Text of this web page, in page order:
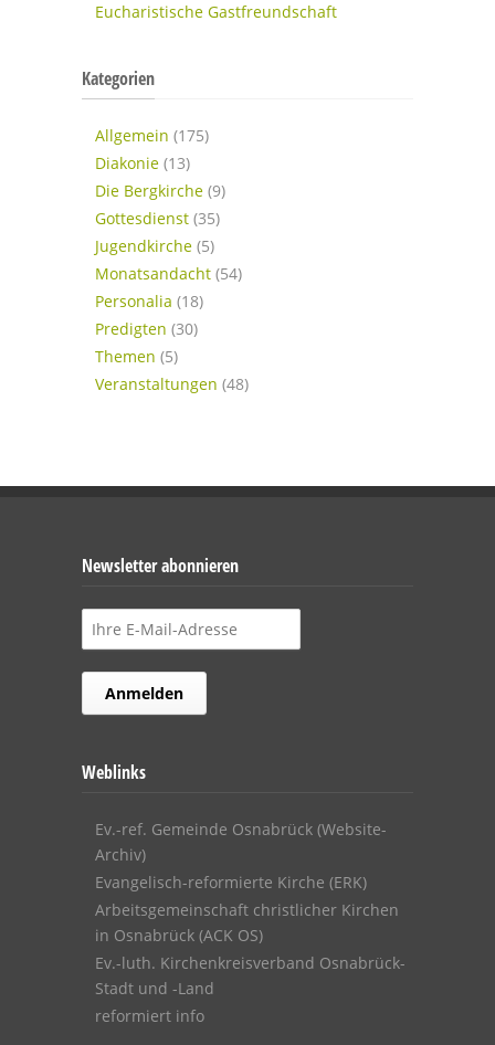
Eucharistische Gastfreundschaft
Kategorien
Allgemein (175)
Diakonie (13)
Die Bergkirche (9)
Gottesdienst (35)
Jugendkirche (5)
Monatsandacht (54)
Personalia (18)
Predigten (30)
Themen (5)
Veranstaltungen (48)
Newsletter abonnieren
Weblinks
Ev.-ref. Gemeinde Osnabrück (Website-
Archiv)
Evangelisch-reformierte Kirche (ERK)
Arbeitsgemeinschaft christlicher Kirchen
in Osnabrück (ACK OS)
Ev.-luth. Kirchenkreisverband Osnabrück-
Stadt und -Land
reformiert info